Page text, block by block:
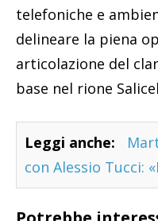
telefoniche e
delineare la piena
articolazione del
base nel rione
Leggi anche:
con Alessio Tucci: